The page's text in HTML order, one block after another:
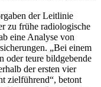
der Leitlinie
zu frühe radiologische
eine Analyse von
„Bei einem
oder teure bildgebende
der ersten vier
zielführend“, betont